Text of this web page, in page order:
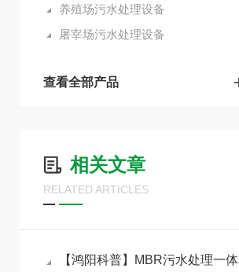
养殖场污水处理设备
屠宰场污水处理设备
查看全部产品
相关文章
RELATED ARTICLES
【鸿阳科普】MBR污水处理一体化设备的工作原理与技术优势